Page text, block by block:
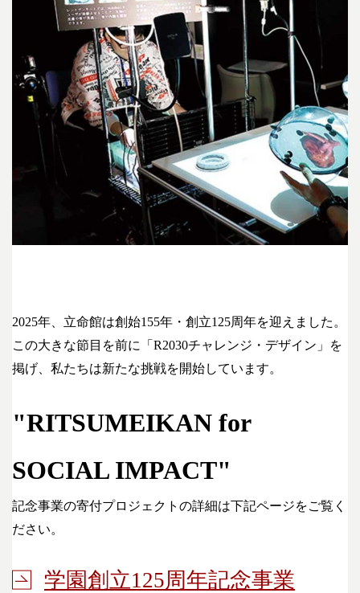
2025年、立命館は創始155年・創立125周年を迎えました。
この大きな節目を前に「R2030チャレンジ・デザイン」を
掲げ、私たちは新たな挑戦を開始しています。
"RITSUMEIKAN for
SOCIAL IMPACT"
記念事業の寄付プロジェクトの詳細は下記ページをご覧く
ださい。
学園創立125周年記念事業